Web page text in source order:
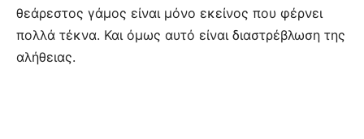
θεάρεστος γάμος είναι μόνο εκείνος που φέρνει
πολλά τέκνα. Και όμως αυτό είναι διαστρέβλωση της
αλήθειας.